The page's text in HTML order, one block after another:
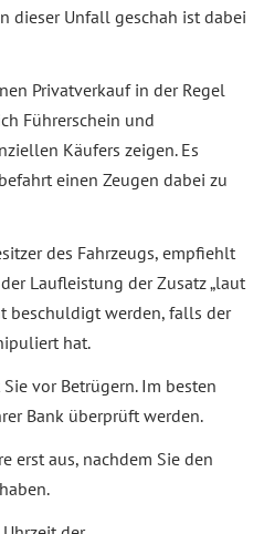
dieser Unfall geschah ist dabei
Privatverkauf in der Regel
Führerschein und
Käufers zeigen. Es
einen Zeugen dabei zu
des Fahrzeugs, empfiehlt
Laufleistung der Zusatz „laut
beschuldigt werden, falls der
hat.
vor Betrügern. Im besten
Bank überprüft werden.
erst aus, nachdem Sie den